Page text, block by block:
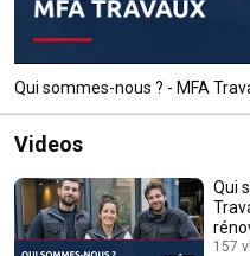
Qui sommes-nous ? - MFA
Videos
Qui
157